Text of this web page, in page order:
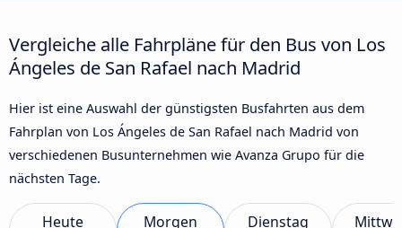
Vergleiche alle Fahrpläne für den Bus von Los
Ángeles de San Rafael nach Madrid
Hier ist eine Auswahl der günstigsten Busfahrten aus dem
Fahrplan von Los Ángeles de San Rafael nach Madrid von
verschiedenen Busunternehmen wie Avanza Grupo für die
nächsten Tage.
Heute Morgen Dienstag